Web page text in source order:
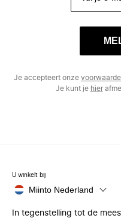
Je accepteert onze
Je kunt je hier
U winkelt bij
Miinto Nederland
In tegenstelling tot de